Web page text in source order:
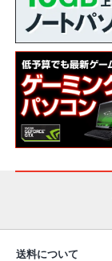
送料について